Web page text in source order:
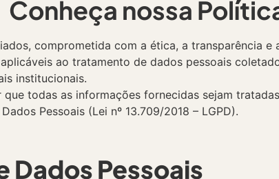
Conheça nossa
comprometida com a ética, a transparência
ao tratamento de dados pessoais
institucionais.
todas as informações fornecidas sejam
Pessoais (Lei nº 13.709/2018 – LGPD).
Dados Pessoais